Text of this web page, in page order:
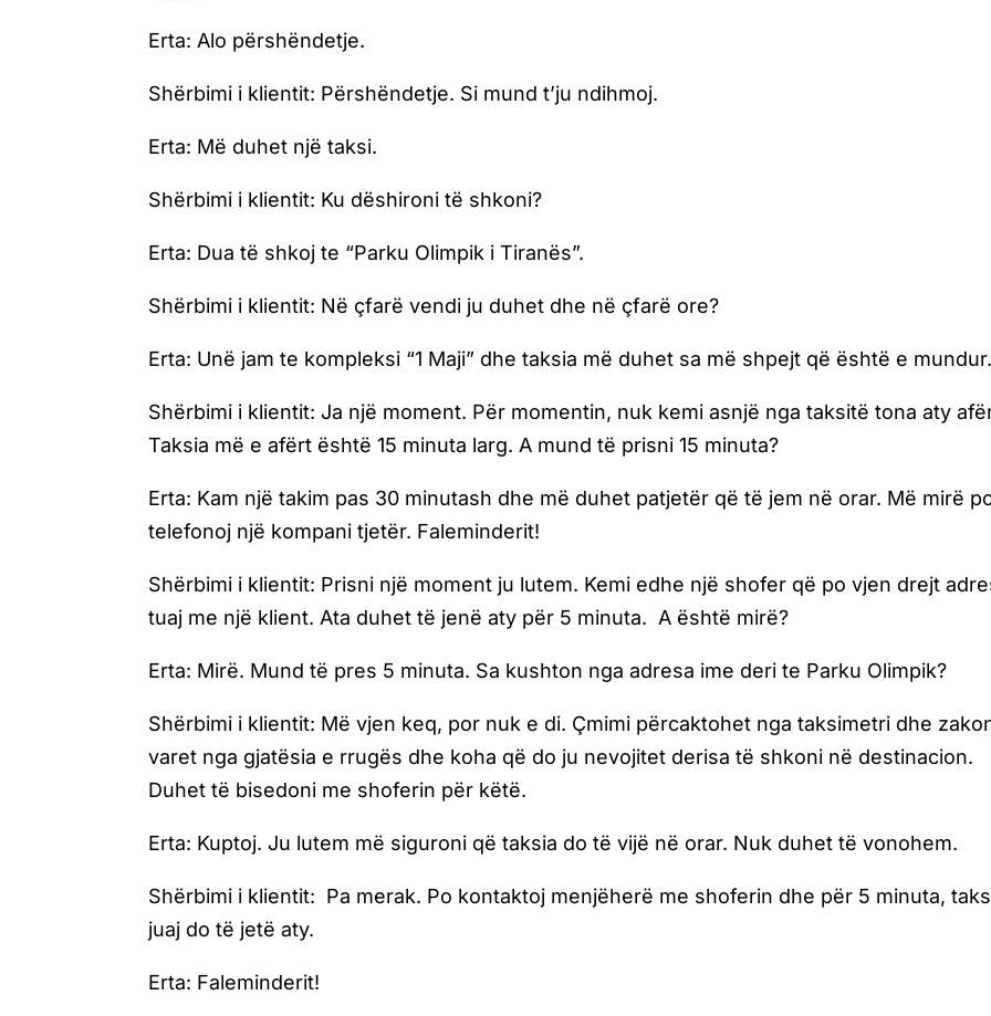
Erta: Alo përshëndetje.
Shërbimi i klientit: Përshëndetje. Si mund t’ju ndihmoj.
Erta: Më duhet një taksi.
Shërbimi i klientit: Ku dëshironi të shkoni?
Erta: Dua të shkoj te “Parku Olimpik i Tiranës”.
Shërbimi i klientit: Në çfarë vendi ju duhet dhe në çfarë ore?
Erta: Unë jam te kompleksi “1 Maji” dhe taksia më duhet sa më shpejt që është e mundur.
Shërbimi i klientit: Ja një moment. Për momentin, nuk kemi asnjë nga taksitë tona aty
Taksia më e afërt është 15 minuta larg. A mund të prisni 15 minuta?
Erta: Kam një takim pas 30 minutash dhe më duhet patjetër që të jem në orar. Më mirë
telefonoj një kompani tjetër. Faleminderit!
Shërbimi i klientit: Prisni një moment ju lutem. Kemi edhe një shofer që po vjen drejt
tuaj me një klient. Ata duhet të jenë aty për 5 minuta. A është mirë?
Erta: Mirë. Mund të pres 5 minuta. Sa kushton nga adresa ime deri te Parku Olimpik?
Shërbimi i klientit: Më vjen keq, por nuk e di. Çmimi përcaktohet nga taksimetri dhe
varet nga gjatësia e rrugës dhe koha që do ju nevojitet derisa të shkoni në destinacion.
Duhet të bisedoni me shoferin për këtë.
Erta: Kuptoj. Ju lutem më siguroni që taksia do të vijë në orar. Nuk duhet të vonohem.
Shërbimi i klientit: Pa merak. Po kontaktoj menjëherë me shoferin dhe për 5 minuta,
juaj do të jetë aty.
Erta: Faleminderit!